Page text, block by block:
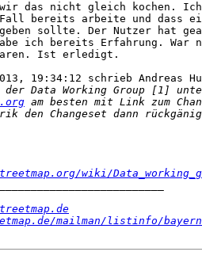
wir das nicht gleich kochen.
Fall bereits arbeite und dass
sollte. Der Nutzer hat
ich bereits Erfahrung.
Ist erledigt.
19:34:12 schrieb Andreas
wiki/
mailman/listinfo/bayern